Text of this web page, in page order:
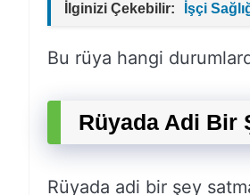
İlginizi Çekebilir: İşçi
Bu rüya hangi
Rüyada Adi Bir
Rüyada adi bir şey